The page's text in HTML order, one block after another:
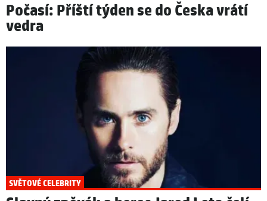
Počasí: Příští týden se do Česka vrátí
vedra
SVĚTOVÉ CELEBRITY